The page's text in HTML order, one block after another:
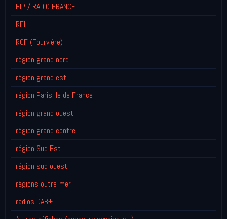
FIP / RADIO FRANCE
RFI
RCF (Fourvière)
région grand nord
région grand est
région Paris Ile de France
région grand ouest
région grand centre
région Sud Est
région sud ouest
régions outre-mer
radios DAB+